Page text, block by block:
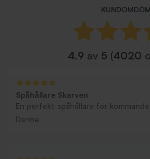
4.9 av 5 (4020
Spåhållare Skarven
En perfekt spåhållare för kommande
Danne